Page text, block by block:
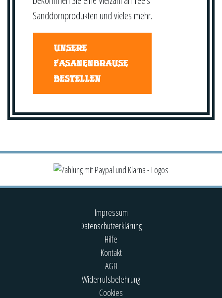
Sanddornprodukten und vieles mehr.
UNSERE
FASANENBRAUSE
BESTELLEN
Impressum
Datenschutzerklärung
Hilfe
Kontakt
AGB
Widerrufsbelehrung
Cookies